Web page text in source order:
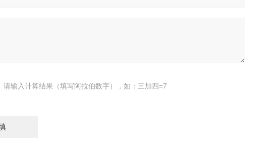
请输入计算结果（填写阿拉伯数字），如：三加四=7